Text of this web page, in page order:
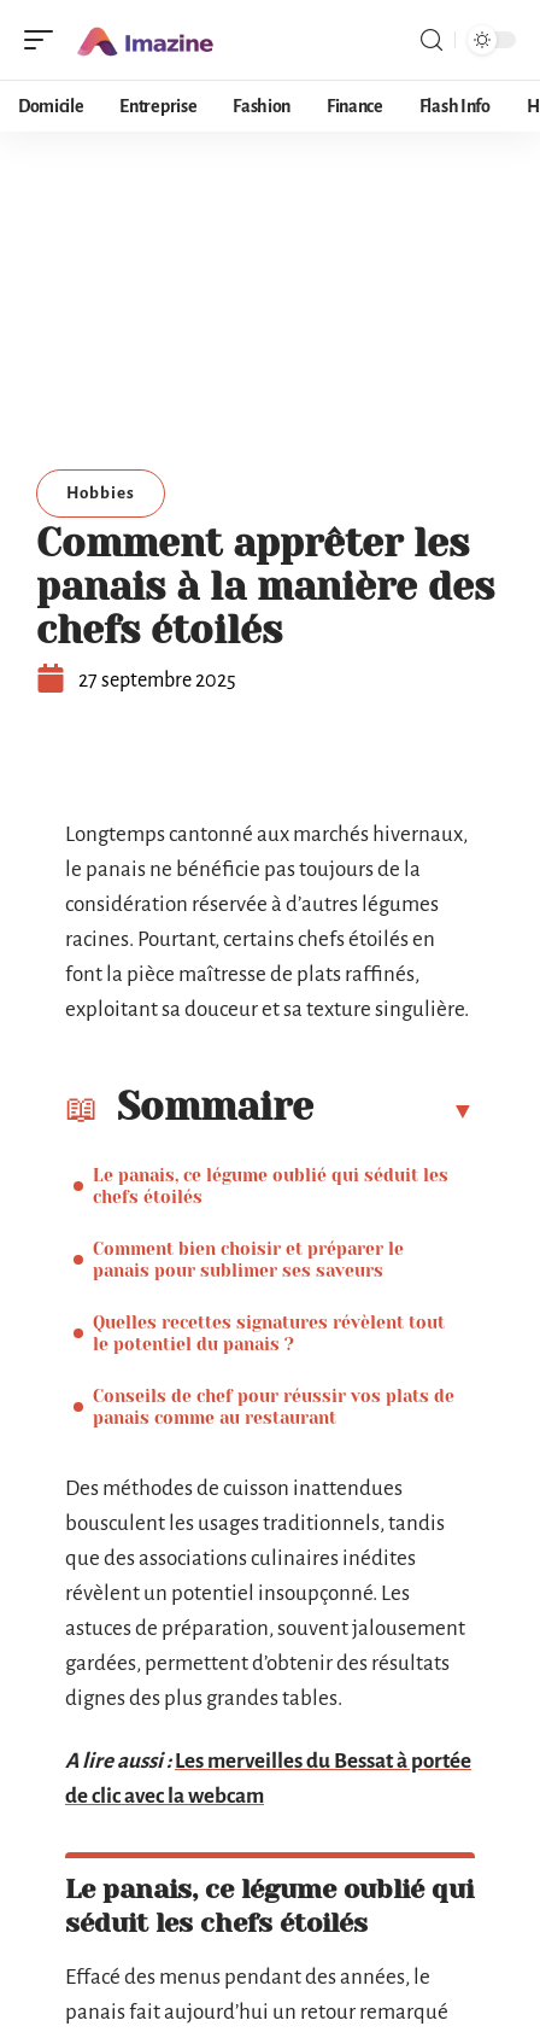
Domicile Entreprise Fashion Finance Flash Info
Hobbies
Comment apprêter les
panais à la manière des
chefs étoilés
27 septembre 2025
Longtemps cantonné aux marchés hivernaux,
le panais ne bénéficie pas toujours de la
considération réservée à d’autres légumes
racines. Pourtant, certains chefs étoilés en
font la pièce maîtresse de plats raffinés,
exploitant sa douceur et sa texture singulière.
Sommaire
Le panais, ce légume oublié qui séduit les
chefs étoilés
Comment bien choisir et préparer le
panais pour sublimer ses saveurs
Quelles recettes signatures révèlent tout
le potentiel du panais ?
Conseils de chef pour réussir vos plats de
panais comme au restaurant
Des méthodes de cuisson inattendues
bousculent les usages traditionnels, tandis
que des associations culinaires inédites
révèlent un potentiel insoupçonné. Les
astuces de préparation, souvent jalousement
gardées, permettent d’obtenir des résultats
dignes des plus grandes tables.
A lire aussi : Les merveilles du Bessat à portée
de clic avec la webcam
Le panais, ce légume oublié qui
séduit les chefs étoilés
Effacé des menus pendant des années, le
panais fait aujourd’hui un retour remarqué